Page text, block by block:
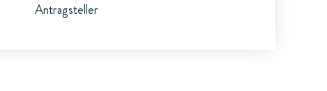
Antragsteller